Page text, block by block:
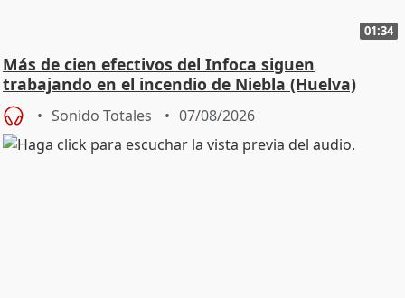
01:34
Más de cien efectivos del Infoca siguen
trabajando en el incendio de Niebla (Huelva)
Sonido Totales 07/08/2026